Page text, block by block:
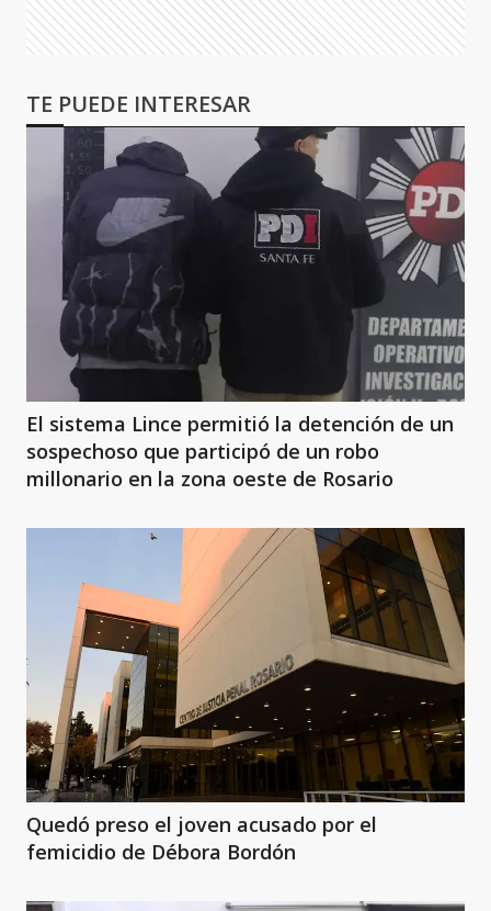
TE PUEDE INTERESAR
El sistema Lince permitió la detención de un
sospechoso que participó de un robo
millonario en la zona oeste de Rosario
Quedó preso el joven acusado por el
femicidio de Débora Bordón